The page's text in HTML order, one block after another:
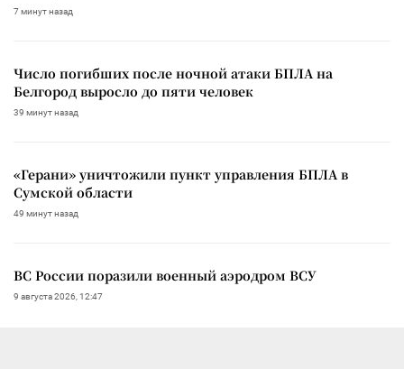
7 минут назад
Число погибших после ночной атаки БПЛА на
Белгород выросло до пяти человек
39 минут назад
«Герани» уничтожили пункт управления БПЛА в
Сумской области
49 минут назад
ВС России поразили военный аэродром ВСУ
9 августа 2026, 12:47